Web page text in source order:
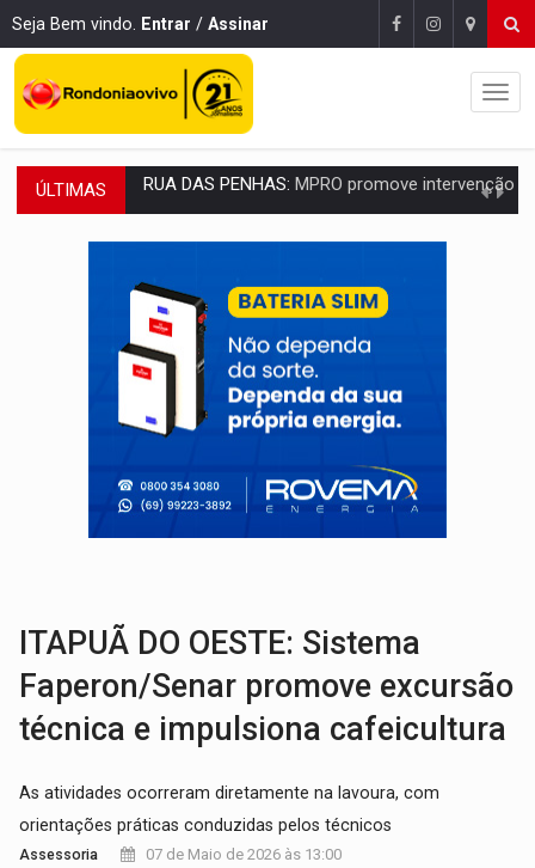
Seja Bem vindo. Entrar / Assinar
ÚLTIMAS PEDIDO DE PROVIDÊNCIA: Erosão ameaça acesso a bairros às margens do
ELEIÇÕES 2026:Policial candidato a deputado federal do PL declara
Publicação Legal:AVISO DE LICITAÇÃO: PREGÃO ELETRÔNICO N.°
NO CASTANHEIRA: Denúncia de 'tribunal do crime' leva PM a prender
NO FLAGRA:'Churrasco' e comparsas do CV são presos com moto
URGENTE: Homem é baleado após apontar arma para
GRAVE:Homem é esfaqueado no peito durante briga
ITAPUÃ DO OESTE: Sistema
Faperon/Senar promove excursão
técnica e impulsiona cafeicultura
As atividades ocorreram diretamente na lavoura, com
orientações práticas conduzidas pelos técnicos
Assessoria 07 de Maio de 2026 às 13:00